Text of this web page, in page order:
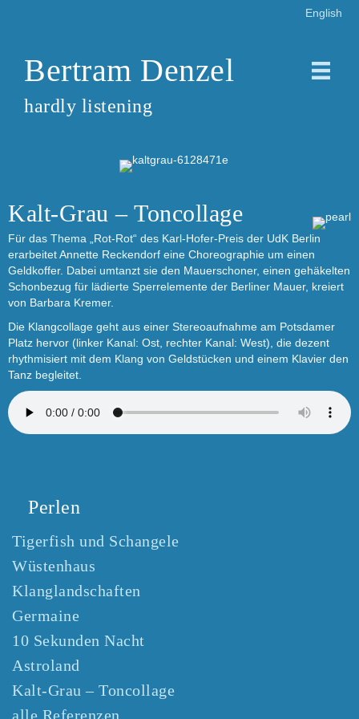
English
Bertram Denzel
hardly listening
Kalt-Grau – Toncollage
Für das Thema „Rot-Rot“ des Karl-Hofer-Preis der UdK Berlin
erarbeitet Annette Reckendorf eine Choreographie um einen
Geldkoffer. Dabei umtanzt sie den Mauerschoner, einen gehäkelten
Schonbezug für lädierte Sperrelemente der Berliner Mauer, kreiert
von Barbara Kremer.
Die Klangcollage geht aus einer Stereoaufnahme am Potsdamer
Platz hervor (linker Kanal: Ost, rechter Kanal: West), die dezent
rhythmisiert mit dem Klang von Geldstücken und einem Klavier den
Tanz begleitet.
Perlen
Tigerfish und Schangele
Wüstenhaus
Klanglandschaften
Germaine
10 Sekunden Nacht
Astroland
Kalt-Grau – Toncollage
alle Referenzen